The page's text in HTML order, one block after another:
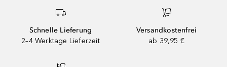
Schnelle Lieferung
2–4 Werktage Lieferzeit
Versandkostenfrei
ab 39,95 €